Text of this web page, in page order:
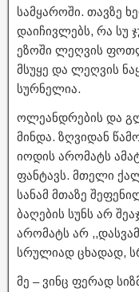
სამყაროში. თავზე
დაიჩივლებს, რა სუ
ეზოში ლეღვის
მსუყე და ლეღვის
სურნელია.
ოლეანდრების და
მინდა. ზღვიდან
იოდის არომატს
ფანტავს. მთელი
სანამ მთაზე
ბაღების სუნს არ
არომატს არ
სრულიად ცხადად,
მე – ვინც ფერად